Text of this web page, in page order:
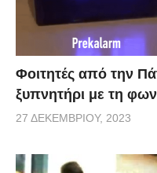
Φοιτητές από την
ξυπνητήρι με τη
27 ΔΕΚΕΜΒΡΊΟΥ, 2023